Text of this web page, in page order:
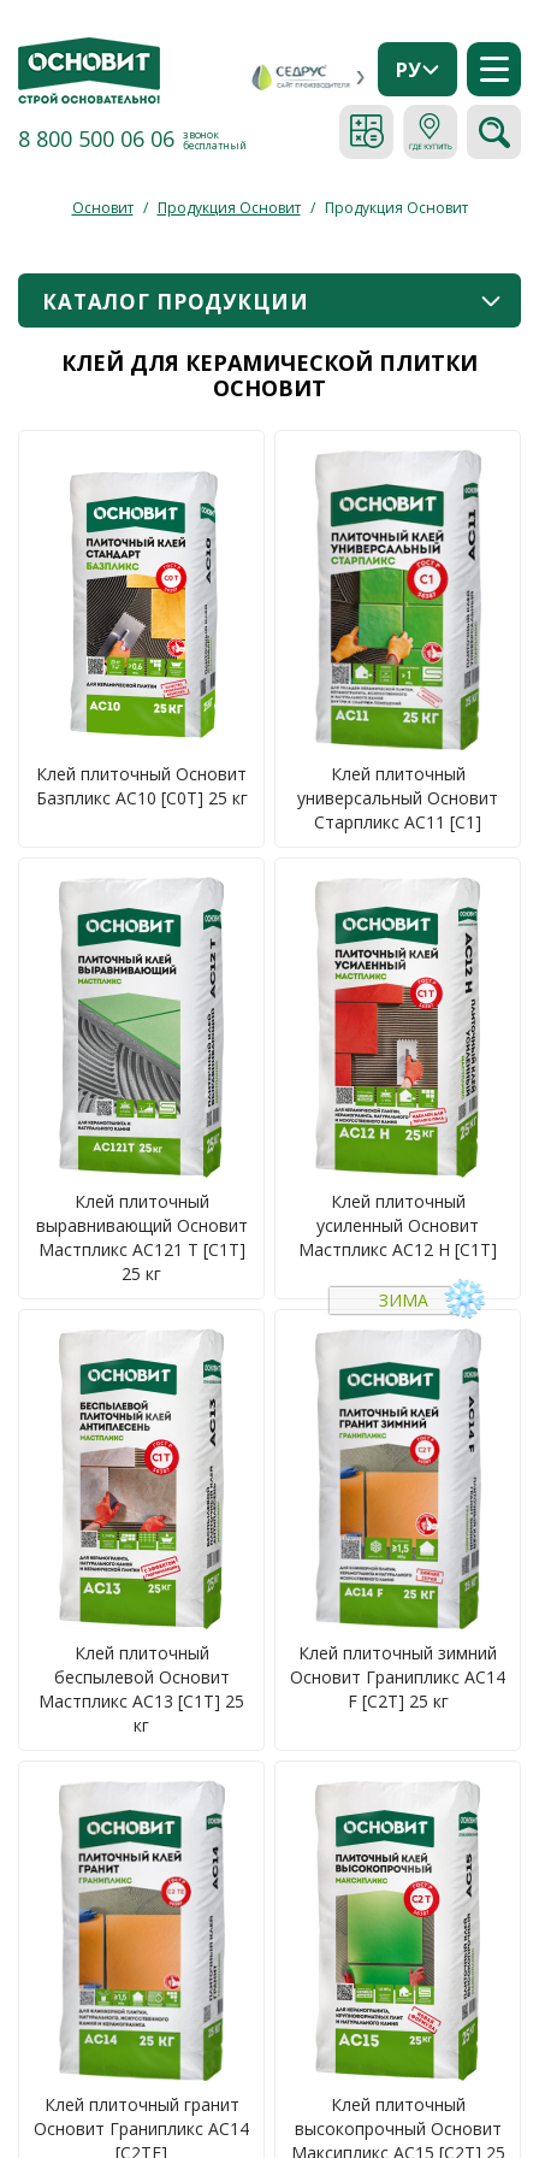
8 800 500 06 06 звонок
бесплатный
РУ
Основит / Продукция Основит / Продукция Основит
КАТАЛОГ ПРОДУКЦИИ
КЛЕЙ ДЛЯ КЕРАМИЧЕСКОЙ ПЛИТКИ
ОСНОВИТ
Клей плиточный Основит
Базпликс AC10 [C0T] 25 кг
Клей плиточный
универсальный Основит
Старпликс AC11 [C1]
Клей плиточный
выравнивающий Основит
Мастпликс AC121 T [C1T]
25 кг
Клей плиточный
усиленный Основит
Мастпликс AC12 H [C1T]
Клей плиточный
беспылевой Основит
Мастпликс AC13 [C1T] 25
кг
ЗИМА
Клей плиточный зимний
Основит Гранипликс AC14
F [C2T] 25 кг
Клей плиточный гранит
Основит Гранипликс AC14
[C2TE]
Клей плиточный
высокопрочный Основит
Максипликс AC15 [C2T] 25